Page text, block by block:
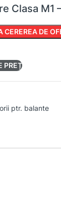
Clasa M1
CEREREA DE
PREȚ
ptr. balante